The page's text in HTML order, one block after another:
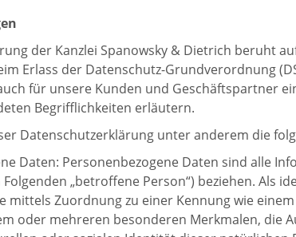
der Kanzlei Spanowsky & Dietrich beruht
Erlass der Datenschutz-Grundverordnung
für unsere Kunden und Geschäftspartner
Begrifflichkeiten erläutern.
Datenschutzerklärung unter anderem die
Daten: Personenbezogene Daten sind alle
„betroffene Person“) beziehen. Als
mittels Zuordnung zu einer Kennung wie
oder mehreren besonderen Merkmalen, die